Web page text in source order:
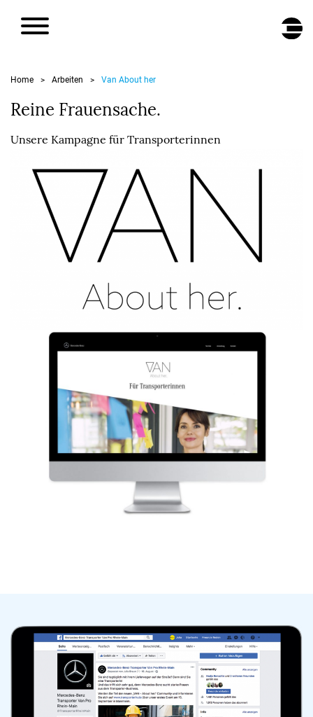
Home > Arbeiten > Van About her
Reine Frauensache.
Unsere Kampagne für Transporterinnen